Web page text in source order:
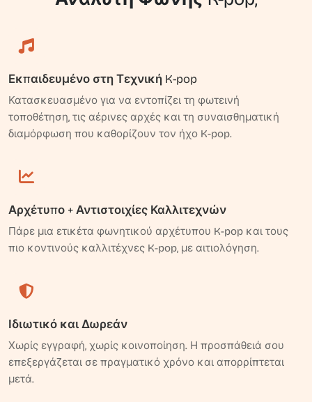
Εκπαιδευμένο στη Τεχνική K-pop
Κατασκευασμένο για να εντοπίζει τη φωτεινή
τοποθέτηση, τις αέρινες αρχές και τη συναισθηματική
διαμόρφωση που καθορίζουν τον ήχο K-pop.
Αρχέτυπο + Αντιστοιχίες Καλλιτεχνών
Πάρε μια ετικέτα φωνητικού αρχέτυπου K-pop και τους
πιο κοντινούς καλλιτέχνες K-pop, με αιτιολόγηση.
Ιδιωτικό και Δωρεάν
Χωρίς εγγραφή, χωρίς κοινοποίηση. Η προσπάθειά σου
επεξεργάζεται σε πραγματικό χρόνο και απορρίπτεται
μετά.